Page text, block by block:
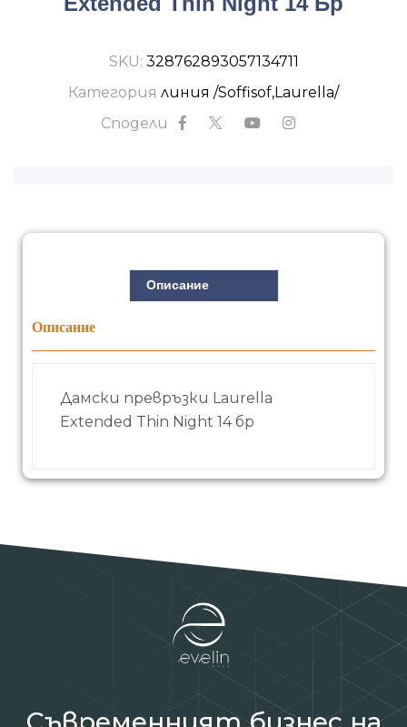
SKU: 328762893057134711
Категория линия /Soffisof,Laurella/
Сподели
Описание
Описание
Дамски превръзки Laurella
Extended Thin Night 14 бр